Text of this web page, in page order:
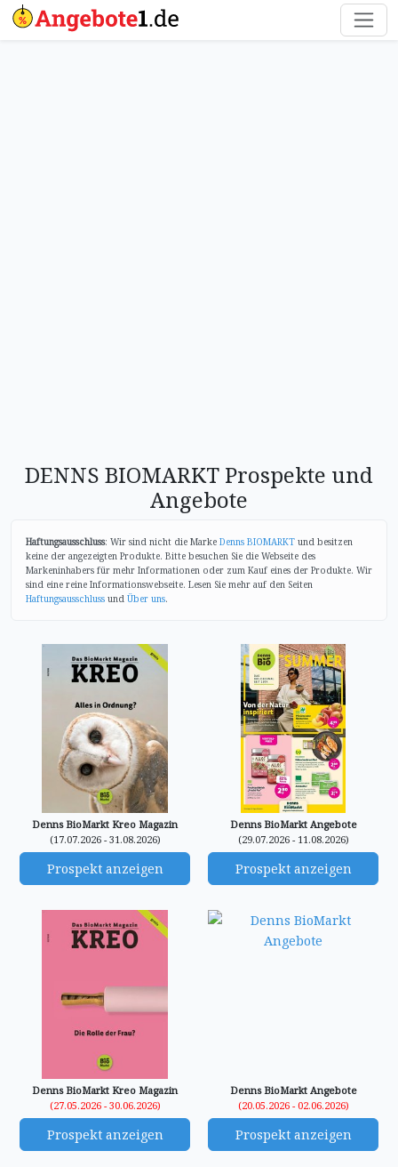
DENNS BIOMARKT Prospekte und
Angebote
Haftungsausschluss: Wir sind nicht die Marke Denns BIOMARKT und besitzen
keine der angezeigten Produkte. Bitte besuchen Sie die Webseite des
Markeninhabers für mehr Informationen oder zum Kauf eines der Produkte. Wir
sind eine reine Informationswebseite. Lesen Sie mehr auf den Seiten
Haftungsausschluss und Über uns.
Denns BioMarkt Kreo Magazin
(17.07.2026 - 31.08.2026)
Prospekt anzeigen
Denns BioMarkt Angebote
(29.07.2026 - 11.08.2026)
Prospekt anzeigen
Denns BioMarkt Kreo Magazin
(27.05.2026 - 30.06.2026)
Prospekt anzeigen
Denns BioMarkt Angebote
(20.05.2026 - 02.06.2026)
Prospekt anzeigen